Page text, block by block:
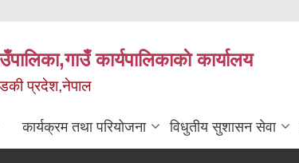
कार्यपालिकाकाे कार्यालय
प्रदेश,नेपाल
कार्यक्रम तथा परियोजना विधुतीय सुशासन सेवा